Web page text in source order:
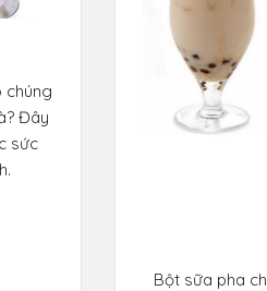
chúng
Đây
sức
Bột sữa pha